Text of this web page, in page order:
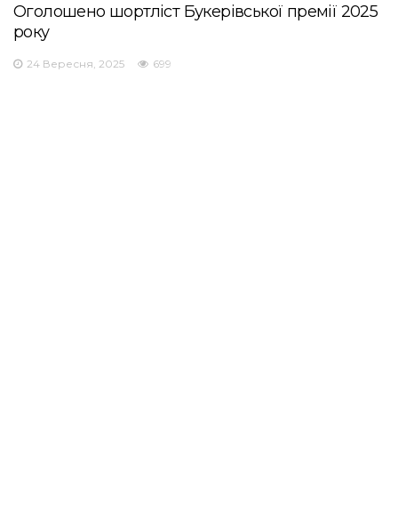
Оголошено шортліст Букерівської премії 2025
року
24 Вересня, 2025 699